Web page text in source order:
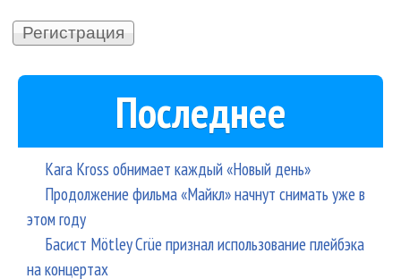
Последнее
Kara Kross обнимает каждый «Новый день»
Продолжение фильма «Майкл» начнут снимать уже в
этом году
Басист Mötley Crüe признал использование плейбэка
на концертах